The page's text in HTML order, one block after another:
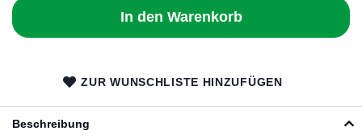
In den Warenkorb
ZUR WUNSCHLISTE HINZUFÜGEN
Beschreibung